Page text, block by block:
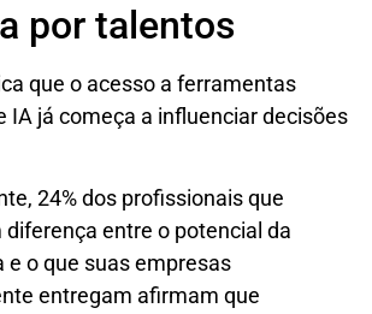
por talentos
que o acesso a ferramentas
IA já começa a influenciar decisões
24% dos profissionais que
diferença entre o potencial da
e o que suas empresas
entregam afirmam que